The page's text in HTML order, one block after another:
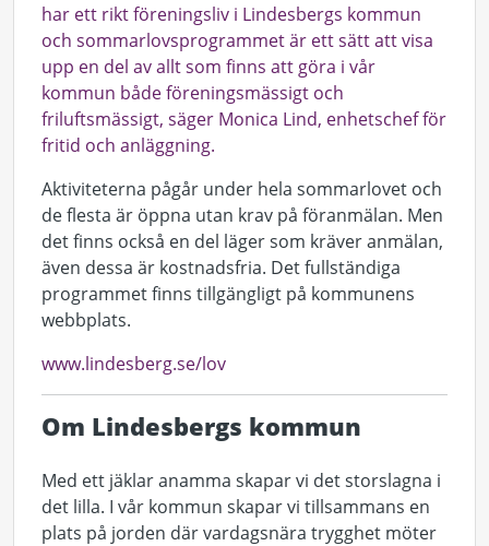
har ett rikt föreningsliv i Lindesbergs kommun
och sommarlovsprogrammet är ett sätt att visa
upp en del av allt som finns att göra i vår
kommun både föreningsmässigt och
friluftsmässigt, säger Monica Lind, enhetschef för
fritid och anläggning.
Aktiviteterna pågår under hela sommarlovet och
de flesta är öppna utan krav på föranmälan. Men
det finns också en del läger som kräver anmälan,
även dessa är kostnadsfria. Det fullständiga
programmet finns tillgängligt på kommunens
webbplats.
www.lindesberg.se/lov
Om Lindesbergs kommun
Med ett jäklar anamma skapar vi det storslagna i
det lilla. I vår kommun skapar vi tillsammans en
plats på jorden där vardagsnära trygghet möter